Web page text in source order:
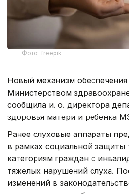
Фото: freepik
Новый механизм обеспечения
Министерством
сообщила и. о. директора
здоровья матери и ребенка
Ранее слуховые аппараты
в рамках социальной защиты
категориям граждан с
тяжелых нарушений слуха.
изменений в